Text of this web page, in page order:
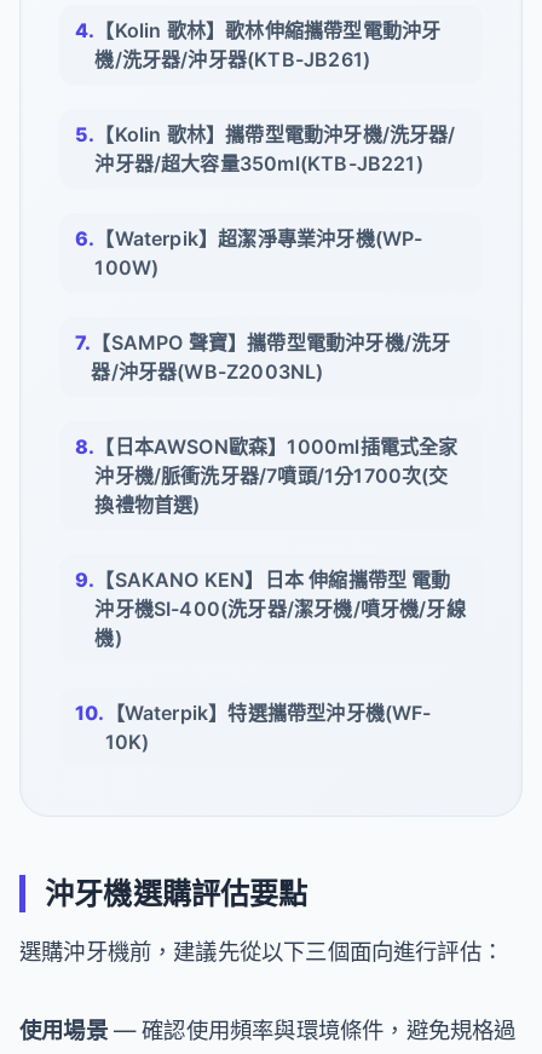
【Kolin 歌林】歌林伸縮攜帶型電動沖牙
機/洗牙器/沖牙器(KTB-JB261)
【Kolin 歌林】攜帶型電動沖牙機/洗牙器/
沖牙器/超大容量350ml(KTB-JB221)
【Waterpik】超潔淨專業沖牙機(WP-
100W)
【SAMPO 聲寶】攜帶型電動沖牙機/洗牙
器/沖牙器(WB-Z2003NL)
【日本AWSON歐森】1000ml插電式全家
沖牙機/脈衝洗牙器/7噴頭/1分1700次(交
換禮物首選)
【SAKANO KEN】日本 伸縮攜帶型 電動
沖牙機SI-400(洗牙器/潔牙機/噴牙機/牙線
機)
【Waterpik】特選攜帶型沖牙機(WF-
10K)
沖牙機選購評估要點
選購沖牙機前，建議先從以下三個面向進行評估：
使用場景— 確認使用頻率與環境條件，避免規格過